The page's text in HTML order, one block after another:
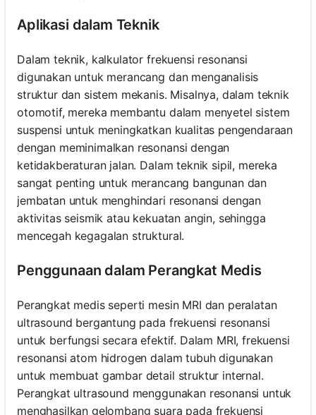
Aplikasi dalam Teknik
Dalam teknik, kalkulator frekuensi resonansi
digunakan untuk merancang dan menganalisis
struktur dan sistem mekanis. Misalnya, dalam teknik
otomotif, mereka membantu dalam menyetel sistem
suspensi untuk meningkatkan kualitas pengendaraan
dengan meminimalkan resonansi dengan
ketidakberaturan jalan. Dalam teknik sipil, mereka
sangat penting untuk merancang bangunan dan
jembatan untuk menghindari resonansi dengan
aktivitas seismik atau kekuatan angin, sehingga
mencegah kegagalan struktural.
Penggunaan dalam Perangkat Medis
Perangkat medis seperti mesin MRI dan peralatan
ultrasound bergantung pada frekuensi resonansi
untuk berfungsi secara efektif. Dalam MRI, frekuensi
resonansi atom hidrogen dalam tubuh digunakan
untuk membuat gambar detail struktur internal.
Perangkat ultrasound menggunakan resonansi untuk
menghasilkan gelombang suara pada frekuensi